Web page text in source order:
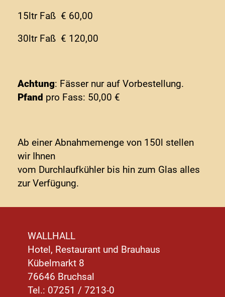
15ltr Faß € 60,00
30ltr Faß € 120,00
Achtung: Fässer nur auf Vorbestellung.
Pfand pro Fass: 50,00 €
Ab einer Abnahmemenge von 150l stellen
wir Ihnen
vom Durchlaufkühler bis hin zum Glas alles
zur Verfügung.
WALLHALL
Hotel, Restaurant und Brauhaus
Kübelmarkt 8
76646 Bruchsal
Tel.: 07251 / 7213-0